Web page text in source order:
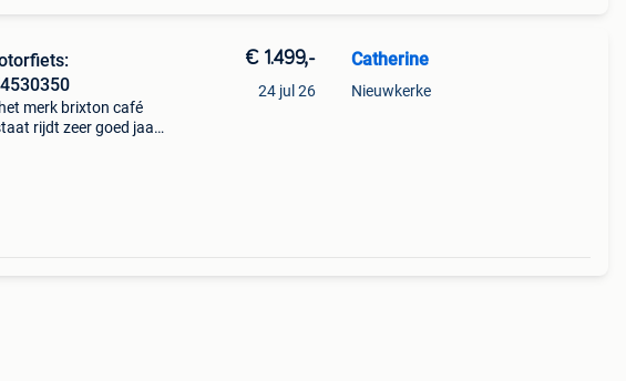
merk brixton café
rijdt zeer goed jaar
€ 1.499,-
24 jul 26
Catherine
Nieuwkerke